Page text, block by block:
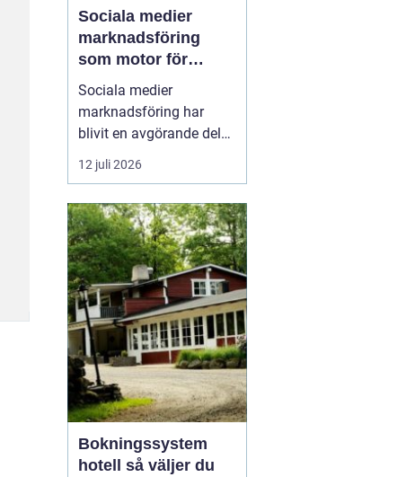
Sociala medier
marknadsföring
som motor för
företagstillväxt
Sociala medier
marknadsföring har
blivit en avgörande del
av hur företag växer,
bygger förtroende och
att arbeta strukturerat
med innehåll,
annonsering och
uppföljning kan företag
s...
12 juli 2026
Bokningssystem
hotell så väljer du